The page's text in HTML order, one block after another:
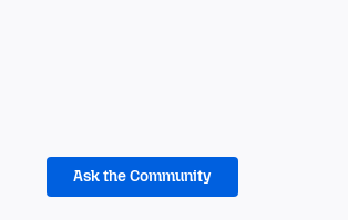
Ask the Community